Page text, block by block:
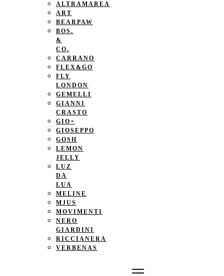
ALTRAMAREA
ART
BEARPAW
BOS.
&
CO.
CARRANO
FLEX&GO
FLY
LONDON
GEMELLI
GIANNI
CRASTO
GIO+
GIOSEPPO
GOSH
LEMON
JELLY
LUZ
DA
LUA
MELINE
MJUS
MOVIMENTI
NERO
GIARDINI
RICCIANERA
VERBENAS